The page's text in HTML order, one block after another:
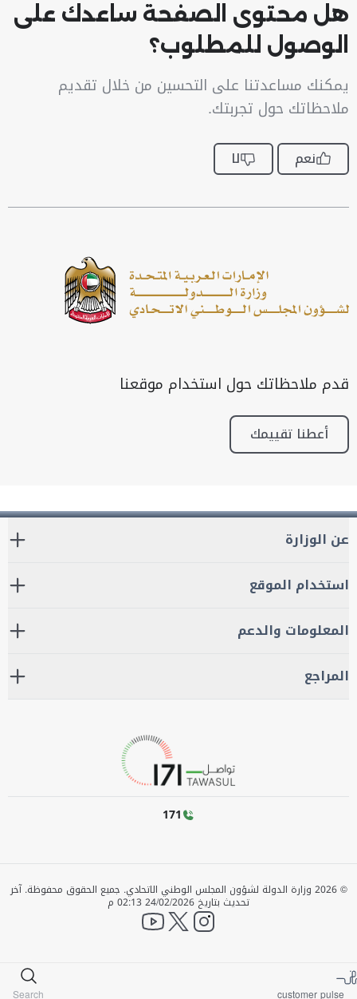
هل محتوى الصفحة ساعدك على
الوصول للمطلوب؟
يمكنك مساعدتنا على التحسين من خلال تقديم
ملاحظاتك حول تجربتك.
نعم لا
قدم ملاحظاتك حول استخدام موقعنا
أعطنا تقييمك
عن الوزارة
استخدام الموقع
المعلومات والدعم
المراجع
171
©
2026 وزارة الدولة لشؤون المجلس الوطني الاتحادي. جميع الحقوق محفوظة.آخر
تحديث بتاريخ 24/02/2026 02:13 م
instagram
twitter
YouTube
customer pulse
Search